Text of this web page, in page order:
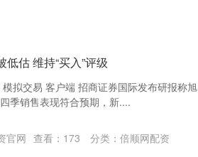
估 维持“买入”评级
拟交易 客户端 招商证券国际发布研报称旭
季销售表现符合预期，新....
官网 查看： 173 分类： 倍顺网配资